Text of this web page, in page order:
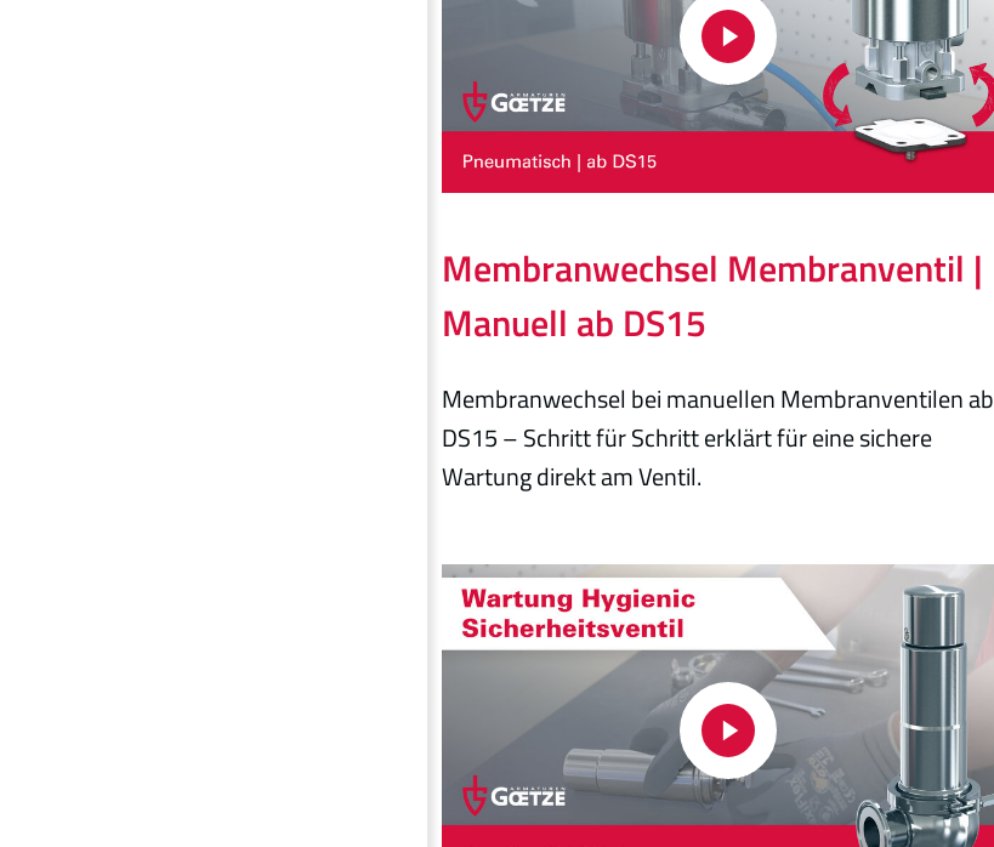
Membranwechsel Membranventil |
Manuell ab DS15
Membranwechsel bei manuellen Membranventilen ab
DS15 – Schritt für Schritt erklärt für eine sichere
Wartung direkt am Ventil.